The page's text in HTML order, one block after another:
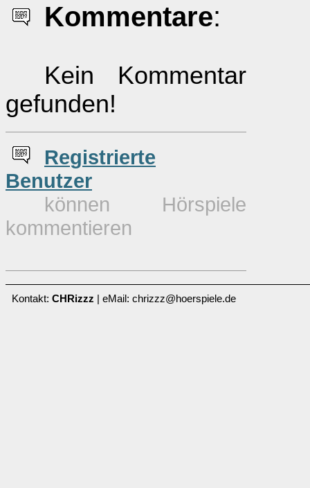
Kommentare:
Kein Kommentar
gefunden!
Registrierte
Benutzer
können Hörspiele
kommentieren
Kontakt: CHRizzz | eMail: chrizzz@hoerspiele.de